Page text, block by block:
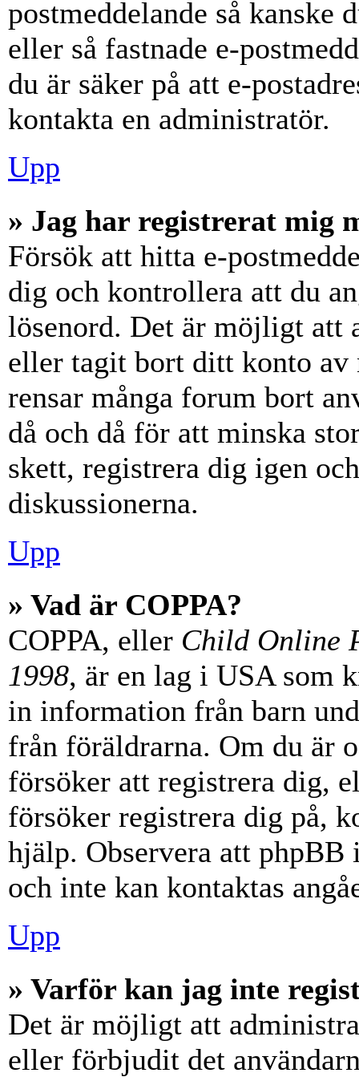
postmeddelande så kanske
eller så fastnade e-
du är säker på att e-
kontakta en administratör.
Upp
» Jag har registrerat mig
Försök att hitta e-
dig och kontrollera att du
lösenord. Det är möjligt att
eller tagit bort ditt konto av
rensar många forum bort
då och då för att minska
skett, registrera dig igen
diskussionerna.
Upp
» Vad är COPPA?
COPPA, eller Child Online
1998, är en lag i USA som
in information från barn
från föräldrarna. Om du är
försöker att registrera dig,
försöker registrera dig på,
hjälp. Observera att
och inte kan kontaktas
Upp
» Varför kan jag inte
Det är möjligt att
eller förbjudit det